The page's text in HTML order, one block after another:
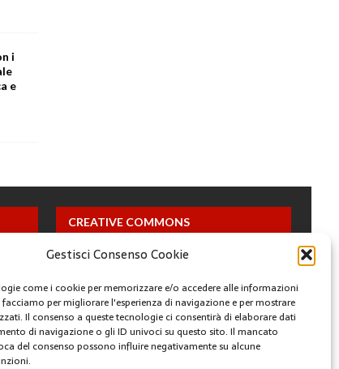
Gestisci Consenso Cookie
come i cookie per memorizzare e/o accedere alle informazioni
per migliorare l'esperienza di navigazione e per mostrare
Il consenso a queste tecnologie ci consentirà di elaborare dati
di navigazione o gli ID univoci su questo sito. Il mancato
del consenso possono influire negativamente su alcune
i
e
CREATIVE COMMONS
Questa opera è concessa in licenza con i termini
ARCHIVI